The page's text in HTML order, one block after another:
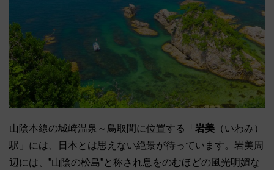
山陰本線の城崎温泉～鳥取間に位置する「 岩美 （いわみ）
駅」には、日本とは思えない絶景が待っています。岩美周
辺には、”山陰の松島”と称され息をのむほどの風光明媚な